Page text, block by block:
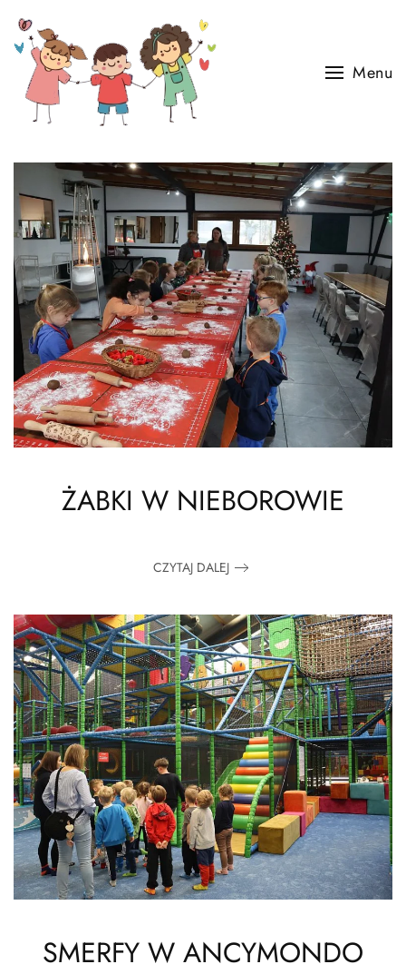
Skip to main content
Menu
ŻABKI W NIEBOROWIE
CZYTAJ DALEJ
SMERFY W ANCYMONDO